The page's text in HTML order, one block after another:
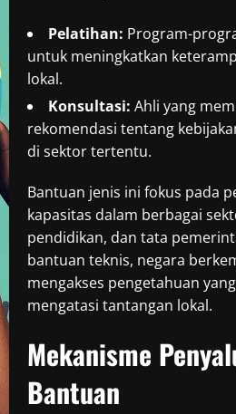
Pelatihan: Program-
untuk meningkatkan
lokal.
Konsultasi: Ahli yang
rekomendasi tentang
di sektor tertentu.
Bantuan jenis ini fokus pada
kapasitas dalam berbagai
pendidikan, dan tata
bantuan teknis, negara
mengakses pengetahuan
mengatasi tantangan lokal.
Mekanisme
Bantuan